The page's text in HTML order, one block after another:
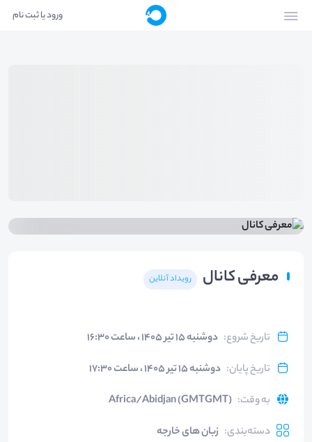
ورود یا ثبت نام
معرفی کانال رویداد آنلاین
تاریخ شروع: دوشنبه ۱۵ تیر ۱۴۰۵ ، ساعت ۱۶:۳۰
تاریخ پایان: دوشنبه ۱۵ تیر ۱۴۰۵ ، ساعت ۱۷:۳۰
به وقت:
Africa/Abidjan (GMTGMT)
دسته‌بندی: زبان های خارجه